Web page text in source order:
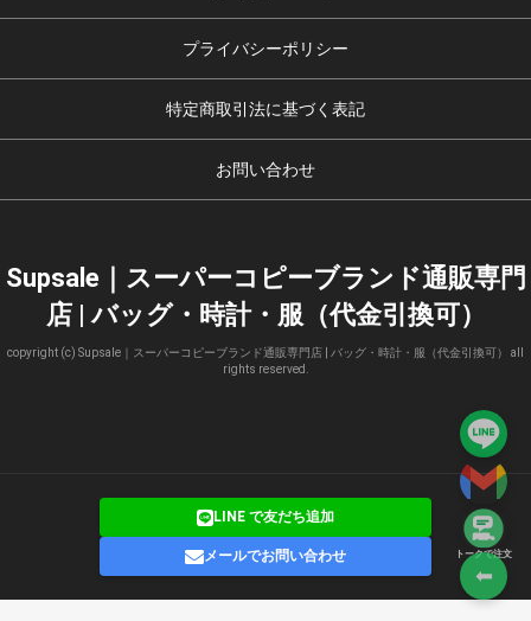
トークで注文
⬅
プライバシーポリシー
特定商取引法に基づく表記
お問い合わせ
Supsale｜スーパーコピーブランド通販専門
店 | バッグ・時計・服（代金引換可）
copyright (c) Supsale｜スーパーコピーブランド通販専門店 | バッグ・時計・服（代金引換可） all
rights reserved.
LINE で友だち追加
メールでお問い合わせ